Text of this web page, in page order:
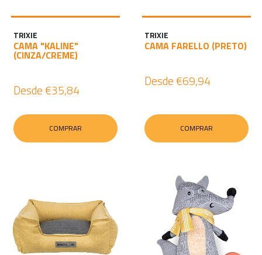
TRIXIE
CAMA "KALINE"
(CINZA/CREME)
Desde €35,84
COMPRAR
TRIXIE
CAMA FARELLO (PRETO)
Desde €69,94
COMPRAR